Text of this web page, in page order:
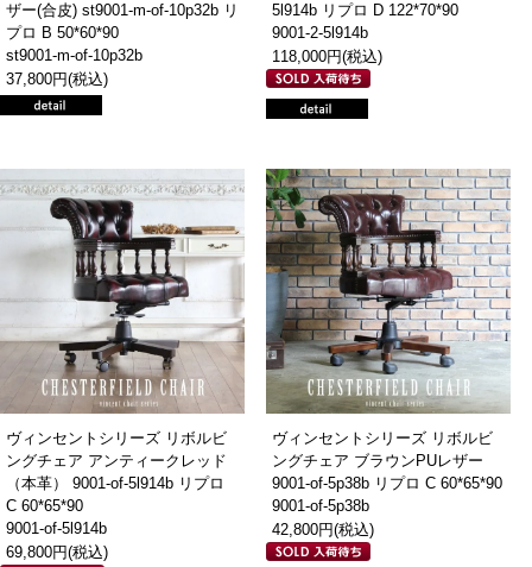
ザー(合皮) st9001-m-of-10p32b リ
プロ B 50*60*90
st9001-m-of-10p32b
37,800円(税込)
5l914b リプロ D 122*70*90
9001-2-5l914b
118,000円(税込)
ヴィンセントシリーズ リボルビ
ングチェア アンティークレッド
（本革） 9001-of-5l914b リプロ
C 60*65*90
9001-of-5l914b
69,800円(税込)
ヴィンセントシリーズ リボルビ
ングチェア ブラウンPUレザー
9001-of-5p38b リプロ C 60*65*90
9001-of-5p38b
42,800円(税込)